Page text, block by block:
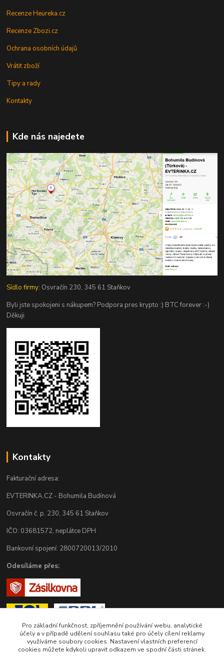
Recenze Heureka.cz
Recenze Zbozi.cz
Ochrana osobních údajů
Vrátit zboží
Tipy a rady
Kontakty
Kde nás najedete
Sídlo firmy: Osvračín 230, 345 61 Staňkov
Byli jste spokojeni s nákupem? Podpora pres krypto :) BTC forever :-)
Děkuji
Kontakty
Fakturační adresa:
EVTERINKA.CZ - Bohumila Budínová
Osvračín č. p. 230, 345 61 Staňkov
IČO: 03681572, neplátce DPH
Bankovní spojení: 2800720013/2010
Odesíláme přes:
Pro základní funkčnost, zpříjemnění používání webu, analytické
účely a v případě udělení souhlasu také pro účely cílení reklamy
využíváme soubory cookies. Nastavení vlastních preferencí
cookies můžete kdykoli upravit odkazem ve spodní části stránek.